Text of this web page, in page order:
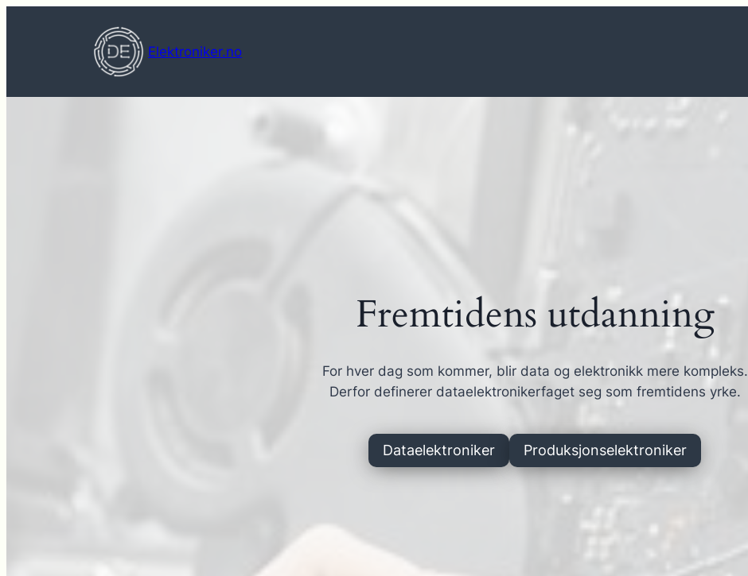
Elektroniker.no
Fremtidens utdanning
For hver dag som kommer, blir data og elektronikk mere kompleks.
Derfor definerer dataelektronikerfaget seg som fremtidens yrke.
Dataelektroniker Produksjonselektroniker